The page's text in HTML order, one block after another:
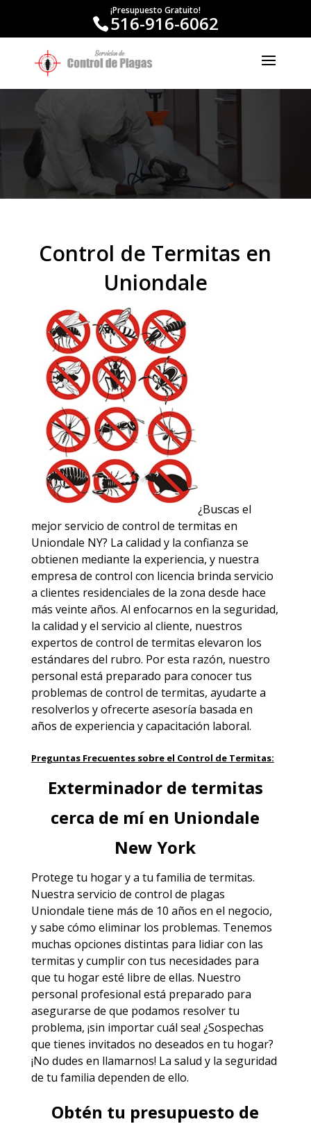
¡Presupuesto Gratuito!
516-916-6062
Control de Termitas en
Uniondale
¿Buscas el
mejor servicio de control de termitas en
Uniondale NY? La calidad y la confianza se
obtienen mediante la experiencia, y nuestra
empresa de control con licencia brinda servicio
a clientes residenciales de la zona desde hace
más veinte años. Al enfocarnos en la seguridad,
la calidad y el servicio al cliente, nuestros
expertos de control de termitas elevaron los
estándares del rubro. Por esta razón, nuestro
personal está preparado para conocer tus
problemas de control de termitas, ayudarte a
resolverlos y ofrecerte asesoría basada en
años de experiencia y capacitación laboral.
Preguntas Frecuentes sobre el Control de Termitas:
Exterminador de termitas
cerca de mí en Uniondale
New York
Protege tu hogar y a tu familia de termitas.
Nuestra servicio de control de plagas
Uniondale tiene más de 10 años en el negocio,
y sabe cómo eliminar los problemas. Tenemos
muchas opciones distintas para lidiar con las
termitas y cumplir con tus necesidades para
que tu hogar esté libre de ellas. Nuestro
personal profesional está preparado para
asegurarse de que podamos resolver tu
problema, ¡sin importar cuál sea! ¿Sospechas
que tienes invitados no deseados en tu hogar?
¡No dudes en llamarnos! La salud y la seguridad
de tu familia dependen de ello.
Obtén tu presupuesto de